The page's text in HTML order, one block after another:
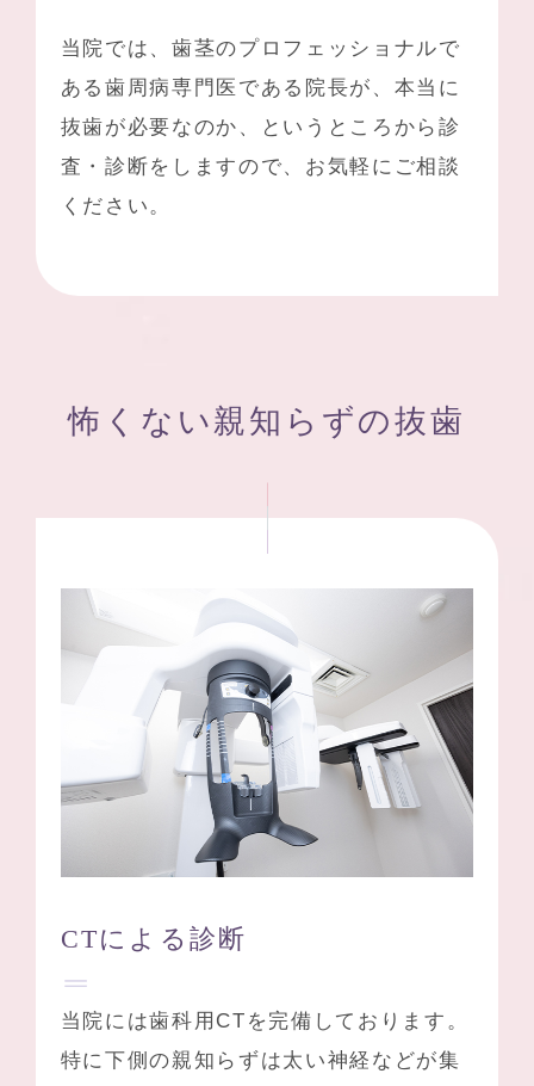
当院では、歯茎のプロフェッショナルで
ある歯周病専門医である院長が、本当に
抜歯が必要なのか、というところから診
査・診断をしますので、お気軽にご相談
ください。
怖くない親知らずの抜歯
CTによる診断
当院には歯科用CTを完備しております。
特に下側の親知らずは太い神経などが集